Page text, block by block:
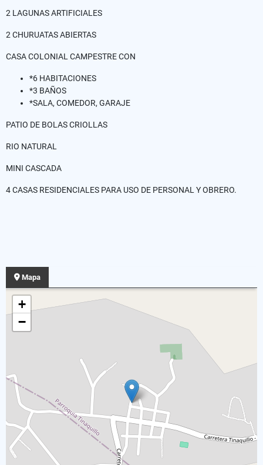
2 LAGUNAS ARTIFICIALES
2 CHURUATAS ABIERTAS
CASA COLONIAL CAMPESTRE CON
*6 HABITACIONES
*3 BAÑOS
*SALA, COMEDOR, GARAJE
PATIO DE BOLAS CRIOLLAS
RIO NATURAL
MINI CASCADA
4 CASAS RESIDENCIALES PARA USO DE PERSONAL Y OBRERO.
Mapa
+
−